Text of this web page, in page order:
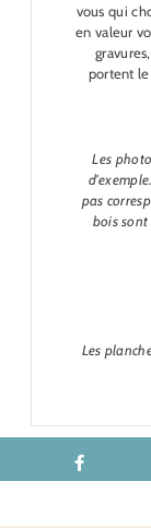
vous qui
en valeur
portent le
Les
pas
bois sont
Les